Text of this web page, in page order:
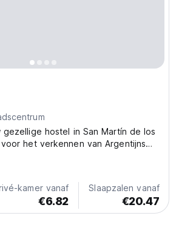
hostel in San Martín de los
het verkennen van Argentijns
en verbinding. (Auto-translated
kamer vanaf
€6.82
Slaapzalen vanaf
€20.47